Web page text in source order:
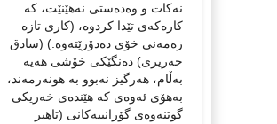
نه‌كات و وه‌ده‌ستی نه‌هێنێت، كه‌
كاره‌كه‌ی تێدا كردوه‌، (كاری تازه‌
زه‌مه‌نی خۆی ده‌دۆزێته‌وه.‌)‌ (سادق
حه‌ریری) ده‌نگێكی خۆشی هه‌یه‌
به‌ڵام، هه‌رگیز نه‌بوو به‌ هونه‌رمه‌ند،
به‌هۆی ئه‌وه‌ی كه‌ هێنده‌ی خه‌ریكی
گوتنه‌وه‌ی گۆرانییه‌كانی (تاهیر